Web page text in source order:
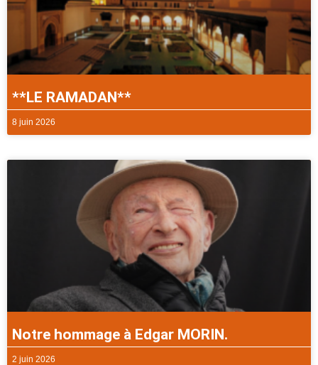
**LE RAMADAN**
8 juin 2026
Notre hommage à Edgar MORIN.
2 juin 2026